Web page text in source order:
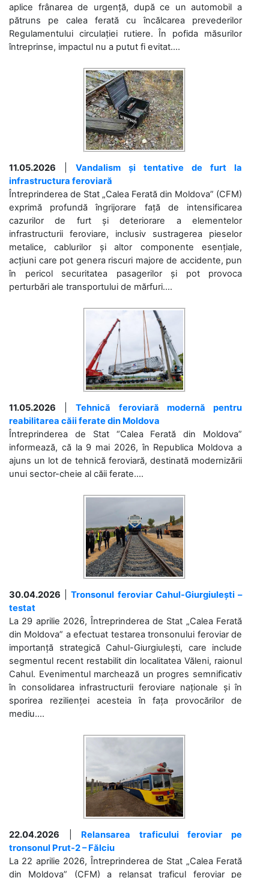
aplice frânarea de urgență, după ce un automobil a
pătruns pe calea ferată cu încălcarea prevederilor
Regulamentului circulației rutiere. În pofida măsurilor
întreprinse, impactul nu a putut fi evitat....
11.05.2026
Vandalism și tentative de furt la
infrastructura feroviară
Întreprinderea de Stat „Calea Ferată din Moldova” (CFM)
exprimă profundă îngrijorare față de intensificarea
cazurilor de furt și deteriorare a elementelor
infrastructurii feroviare, inclusiv sustragerea pieselor
metalice, cablurilor și altor componente esențiale,
acțiuni care pot genera riscuri majore de accidente, pun
în pericol securitatea pasagerilor și pot provoca
perturbări ale transportului de mărfuri....
11.05.2026 |Tehnică feroviară modernă pentru
reabilitarea căii ferate din Moldova
Întreprinderea de Stat “Calea Ferată din Moldova”
informează, că la 9 mai 2026, în Republica Moldova a
ajuns un lot de tehnică feroviară, destinată modernizării
unui sector-cheie al căii ferate....
30.04.2026 |Tronsonul feroviar Cahul-Giurgiulești –
testat
La 29 aprilie 2026, Întreprinderea de Stat „Calea Ferată
din Moldova” a efectuat testarea tronsonului feroviar de
importanță strategică Cahul-Giurgiulești, care include
segmentul recent restabilit din localitatea Văleni, raionul
Cahul. Evenimentul marchează un progres semnificativ
în consolidarea infrastructurii feroviare naționale și în
sporirea rezilienței acesteia în fața provocărilor de
mediu....
22.04.2026
Relansarea traficului feroviar pe
tronsonul Prut-2 – Fălciu
La 22 aprilie 2026, Întreprinderea de Stat „Calea Ferată
din Moldova” (CFM) a relansat traficul feroviar pe